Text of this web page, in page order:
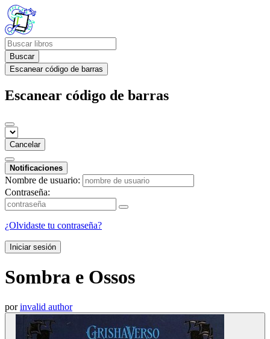
Buscar
Escanear código de barras
Escanear código de barras
Cancelar
Notificaciones
Nombre de usuario:
Contraseña:
¿Olvidaste tu contraseña?
Iniciar sesión
Sombra e Ossos
porinvalid author